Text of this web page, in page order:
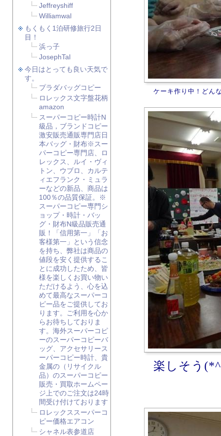
ケーキ作り中！どん
楽しそう
Jeffreyshiff
Williamwal
もくもく1泊研修旅行2日
目！
浜っ子
JosephTal
今日はとっても良い天気で
す。
プラダバッグコピー
ロレックス文字盤花柄
amazon
スーパーコピー時計N
級品，ブランドコピー
激安販売通販専門店日
本バッグ・財布※スー
パーコピー専門店、ロ
レックス、ルイ・ヴィ
トン、ウブロ、カルテ
ィエフランク・ミュラ
ーなどの新品、商品は
100％の品質保証。※
スーパーコピー専門シ
ョップ・時計・バッ
グ・財布N級品販売通
販！「信用第一」「お
客様第一」という信念
を持ち、弊社は商品の
値段を安く提供するこ
とに成功したため、皆
様を楽しくお買い物い
ただけるよう、心を込
めて最高なスーパーコ
ピー品をご提供してお
ります。ご利用を心か
らお待ちしておりま
す。海外スーパーコピ
ーのスーパーコピーバ
ッグ、アクセサリース
ーパーコピー時計、貴
金属の（リサイクル
品）のスーパーコピー
販売・買取ホームペー
ジ上でのご注文は24時
間受け付けております
ロレックススーパーコ
ピー価格エアコン
シャネル表参道店